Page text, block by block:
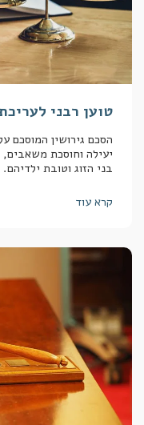
טוען רבני
הסכם גירושין המוסכם
יעילה וחוסכת משאבים,
בני הזוג וטובת ילדיהם.
קרא עוד